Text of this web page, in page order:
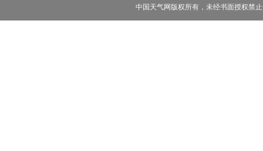
中国天气网版权所有，未经书面授权